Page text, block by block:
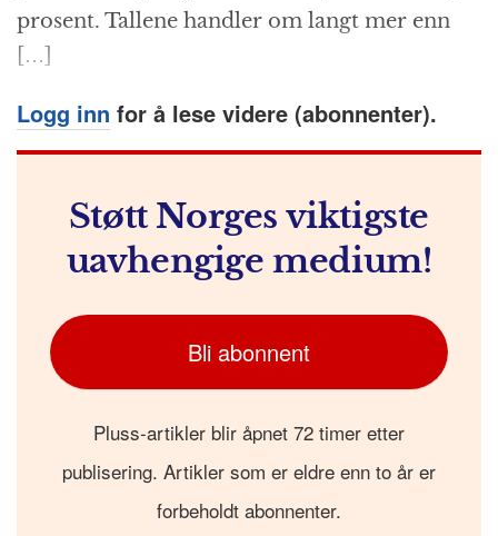
prosent. Tallene handler om langt mer enn
[…]
Logg inn for å lese videre (abonnenter).
Støtt Norges viktigste
uavhengige medium!
Bli abonnent
Pluss-artikler blir åpnet 72 timer etter
publisering. Artikler som er eldre enn to år er
forbeholdt abonnenter.